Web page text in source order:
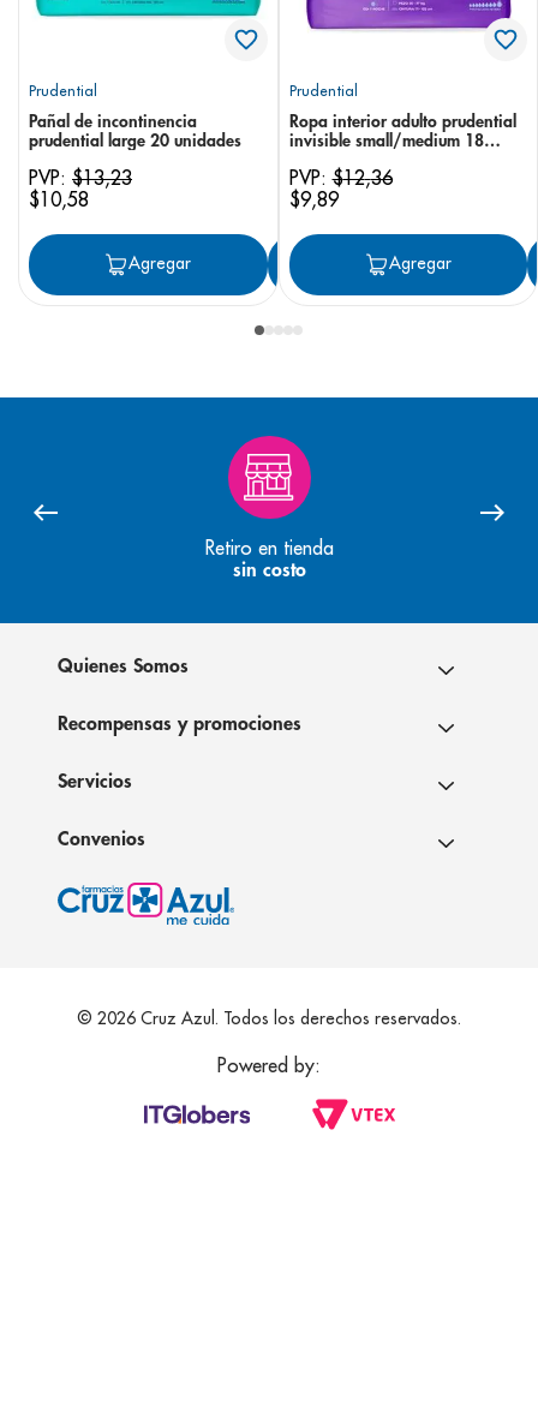
Prudential
Pañal de incontinencia
prudential large 20 unidades
PVP: $13,23
$10,58
Agregar Agregar
Prudential
Ropa interior adulto prudential
invisible small/medium 18
PVP:$12,36
$9,89
Agregar
Retiro en tienda
sin costo
Quienes Somos
Recompensas y promociones
Servicios
Convenios
© 2026 Cruz Azul. Todos los derechos reservados.
Powered by: